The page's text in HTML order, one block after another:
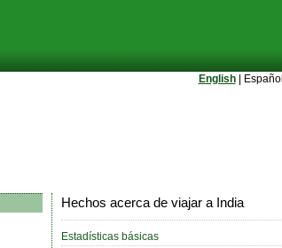
English| Español
Hechos acerca de viajar a India
Estadísticas básicas